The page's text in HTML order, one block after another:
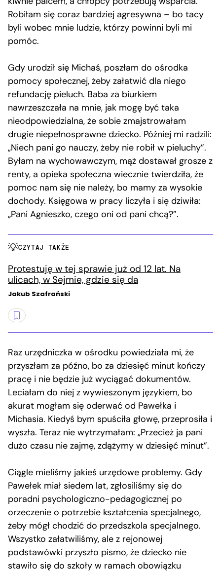
Robiłam się coraz bardziej agresywna – bo tacy
byli wobec mnie ludzie, którzy powinni byli mi
pomóc.
Gdy urodził się Michaś, poszłam do ośrodka
pomocy społecznej, żeby załatwić dla niego
refundację pieluch. Baba za biurkiem
nawrzeszczała na mnie, jak mogę być taka
nieodpowiedzialna, że sobie zmajstrowałam
drugie niepełnosprawne dziecko. Później mi radzili:
„Niech pani go nauczy, żeby nie robił w pieluchy”.
Byłam na wychowawczym, mąż dostawał grosze z
renty, a opieka społeczna wiecznie twierdziła, że
pomoc nam się nie należy, bo mamy za wysokie
dochody. Księgowa w pracy liczyła i się dziwiła:
„Pani Agnieszko, czego oni od pani chcą?”.
CZYTAJ TAKŻE
Protestuję w tej sprawie już od 12 lat. Na
ulicach, w Sejmie, gdzie się da
Jakub Szafrański
Raz urzędniczka w ośrodku powiedziała mi, że
przyszłam za późno, bo za dziesięć minut kończy
pracę i nie będzie już wyciągać dokumentów.
Leciałam do niej z wywieszonym językiem, bo
akurat mogłam się oderwać od Pawełka i
Michasia. Kiedyś bym spuściła głowę, przeprosiła i
wyszła. Teraz nie wytrzymałam: „Przecież ja pani
dużo czasu nie zajmę, zdążymy w dziesięć minut”.
Ciągle mieliśmy jakieś urzędowe problemy. Gdy
Pawełek miał siedem lat, zgłosiliśmy się do
poradni psychologiczno-pedagogicznej po
orzeczenie o potrzebie kształcenia specjalnego,
żeby mógł chodzić do przedszkola specjalnego.
Wszystko załatwiliśmy, ale z rejonowej
podstawówki przyszło pismo, że dziecko nie
stawiło się do szkoły w ramach obowiązku